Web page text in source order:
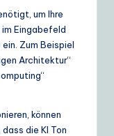
um Ihre
Eingabefeld
Zum Beispiel
Architektur“
können
die KI Ton